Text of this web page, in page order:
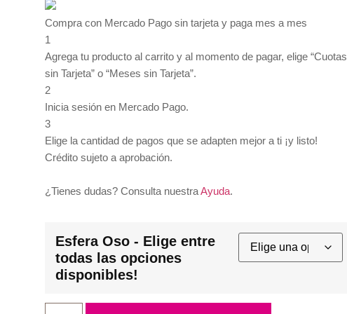
Compra con Mercado Pago sin tarjeta y paga mes a mes
1
Agrega tu producto al carrito y al momento de pagar, elige “Cuotas
sin Tarjeta” o “Meses sin Tarjeta”.
2
Inicia sesión en Mercado Pago.
3
Elige la cantidad de pagos que se adapten mejor a ti ¡y listo!
Crédito sujeto a aprobación.
¿Tienes dudas? Consulta nuestraAyuda.
Esfera Oso - Elige entre
todas las opciones
disponibles!